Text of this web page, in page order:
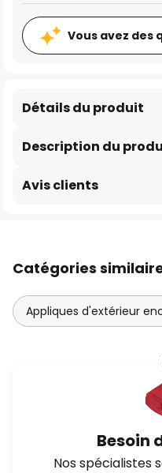
Vous avez des
Description du
Détails du produit
Avis clients
Catégories
Appliques d'extérieur
Besoin
Nos spécialistes